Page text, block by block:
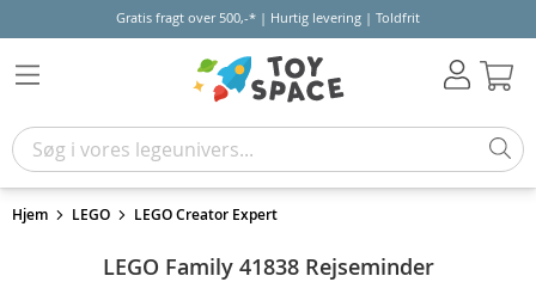
Gratis fragt over 500,-* | Hurtig levering | Toldfrit
Hjem LEGO LEGO Creator Expert
LEGO Family 41838 Rejseminder